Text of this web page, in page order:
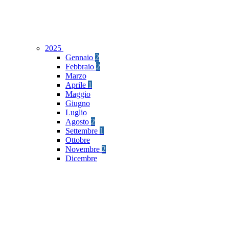
2025
Gennaio 2
Febbraio 2
Marzo
Aprile 1
Maggio
Giugno
Luglio
Agosto 2
Settembre 1
Ottobre
Novembre 2
Dicembre